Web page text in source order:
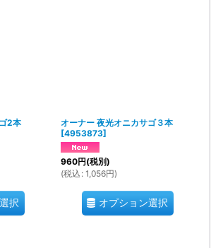
2本
択
オーナー 夜光オニカサゴ３本
[4953873]
960円(税別)
(税込 : 1,056円)
オプション選択